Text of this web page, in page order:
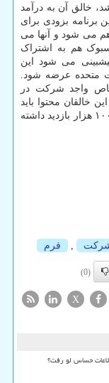
خالق آن به درآمد
برنامه بزودی برای
می شود و آنها می
هم به اشتراک
می شود این
متحده عرضه شود.
واجد شرکت در
خالقان محتوا باید
طی ۳۰ روز بیشتر از ۵ ریلز ساخته و حداقل ۱۰۰ هزار بازدید داشته
, فرم
(0)
X
حساس لو رفت؟